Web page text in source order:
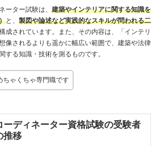
ーター試験は、 建築やインテリアに関する知識を
と、 製図や論述など実践的なスキルが問われる二
成されています。また、その内容は、「インテリ
像されるよりも遥かに幅広い範囲で、建築や法律
する知識・技術を測るものです。
ちゃくちゃ専門職です
ーディネーター資格試験の受験者
推移